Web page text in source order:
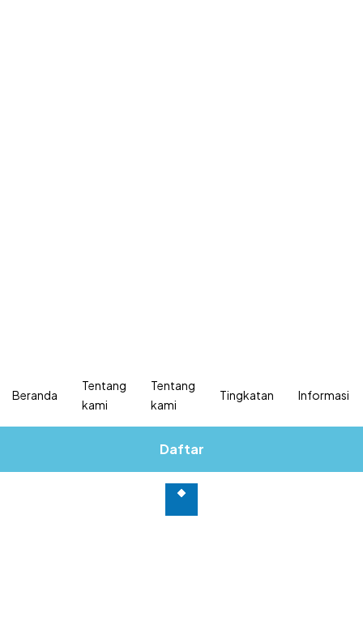
Beranda
Tentang
kami
Tentang
kami
Tingkatan Informasi
Daftar